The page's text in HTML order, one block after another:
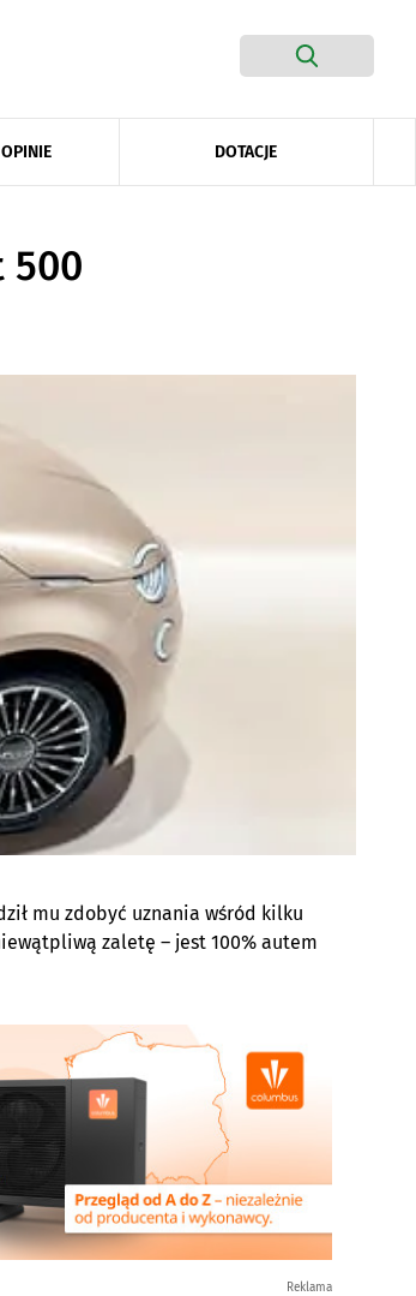
DOTACJE
500
mu zdobyć uznania wśród kilku
zaletę – jest 100% autem
Reklama